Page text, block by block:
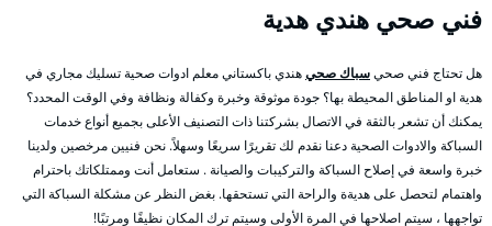
فني صحي هندي هدية
هل تحتاج فني صحيسباك صحيهندي باكستاني معلم ادوات صحية تسليك مجاري في
هدية او المناطق المحيطة بها؟ جودة موثوقة وخبرة وكفالة ونظافة وفي الوقت المحدد؟
يمكنك أن تشعر بالثقة في الاتصال بشركتنا ذات التصنيف الأعلى بجميع أنواع خدمات
السباكة والادوات الصحية دعنا نقدم لك تقريرًا سريعًا وسهلاً. نحن فنيين مرخصين ولدينا
خبرة واسعة في إصلاح السباكة والتركيبات والصيانة . ستعامل أنت وممتلكاتك باحترام
واهتمام لتحصل على هديةة والراحة التي تستحقها. بغض النظر عن مشكلة السباكة التي
تواجهها ، سيتم اصلاحها في المرة الأولى وسيتم ترك المكان نظيفًا ومرتبًا!